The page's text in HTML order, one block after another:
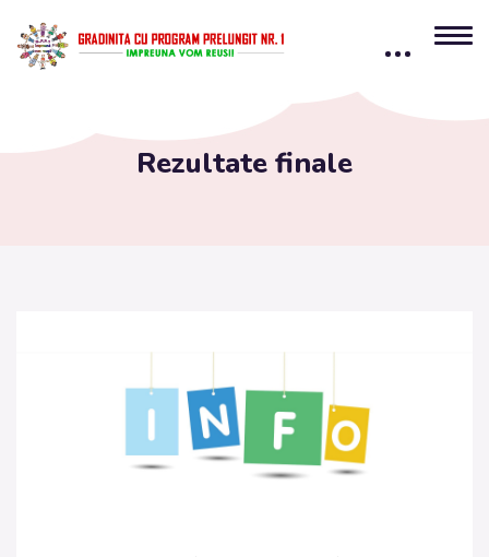
Rezultate finale